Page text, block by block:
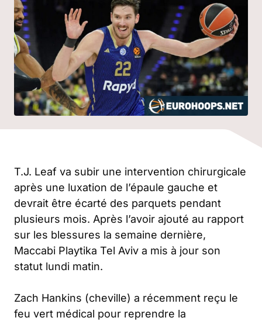
T.J. Leaf va subir une intervention chirurgicale
après une luxation de l’épaule gauche et
devrait être écarté des parquets pendant
plusieurs mois. Après l’avoir ajouté au rapport
sur les blessures la semaine dernière,
Maccabi Playtika Tel Aviv a mis à jour son
statut lundi matin.
Zach Hankins (cheville) a récemment reçu le
feu vert médical pour reprendre la